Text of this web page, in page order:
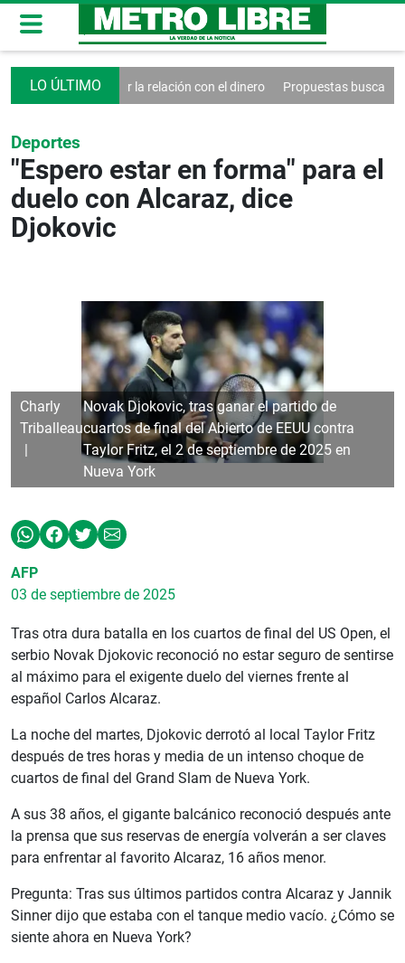
sencilla para sanar la relación con el dinero Propuestas buscan
Deportes
"Espero estar en forma" para el
duelo con Alcaraz, dice
Djokovic
Novak Djokovic, tras ganar el partido de
cuartos de final del Abierto de EEUU contra
Taylor Fritz, el 2 de septiembre de 2025 en
Nueva York
Charly
Triballeau
AFP
03 de septiembre de 2025
Tras otra dura batalla en los cuartos de final del US Open, el
serbio Novak Djokovic reconoció no estar seguro de sentirse
al máximo para el exigente duelo del viernes frente al
español Carlos Alcaraz.
La noche del martes, Djokovic derrotó al local Taylor Fritz
después de tres horas y media de un intenso choque de
cuartos de final del Grand Slam de Nueva York.
A sus 38 años, el gigante balcánico reconoció después ante
la prensa que sus reservas de energía volverán a ser claves
para enfrentar al favorito Alcaraz, 16 años menor.
Pregunta: Tras sus últimos partidos contra Alcaraz y Jannik
Sinner dijo que estaba con el tanque medio vacío. ¿Cómo se
siente ahora en Nueva York?